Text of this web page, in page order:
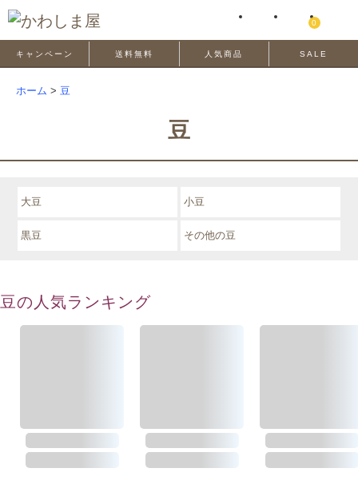
0
キャンペーン 送料無料 人気商品 SALE
ホーム > 豆
豆
大豆 小豆
黒豆 その他の豆
豆の人気ランキング